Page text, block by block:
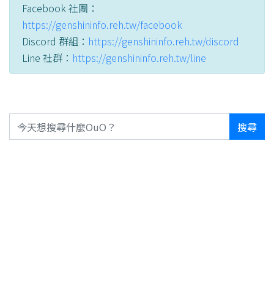
Facebook 社團：
https://genshininfo.reh.tw/facebook
Discord 群組： https://genshininfo.reh.tw/discord
Line 社群： https://genshininfo.reh.tw/line
搜尋